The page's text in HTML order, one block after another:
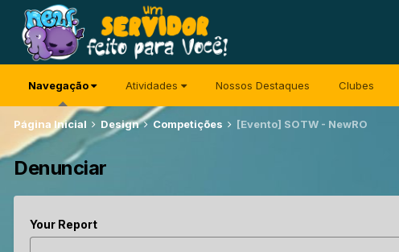
Navegação Atividades Nossos Destaques Clubes
Página Inicial Design Competições [Evento] SOTW - NewRO
Denunciar
Your Report